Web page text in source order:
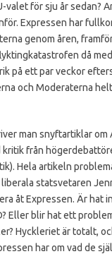
valet för sju år sedan?
Expressen har
genom åren,
då
på ett par veckor
och Moderaterna
man snyftartiklar om
från
Hela artikeln
statsvetaren
åt Expressen. Är hat
Eller blir hat ett
Hyckleriet är totalt,
har om vad de